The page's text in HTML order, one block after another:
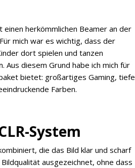
herkömmlichen Beamer an der
mich war es wichtig, dass der
dort spielen und tanzen
Aus diesem Grund habe ich mich für
bietet: großartiges Gaming, tiefe
Farben.
System
die das Bild klar und scharf
ausgezeichnet, ohne dass